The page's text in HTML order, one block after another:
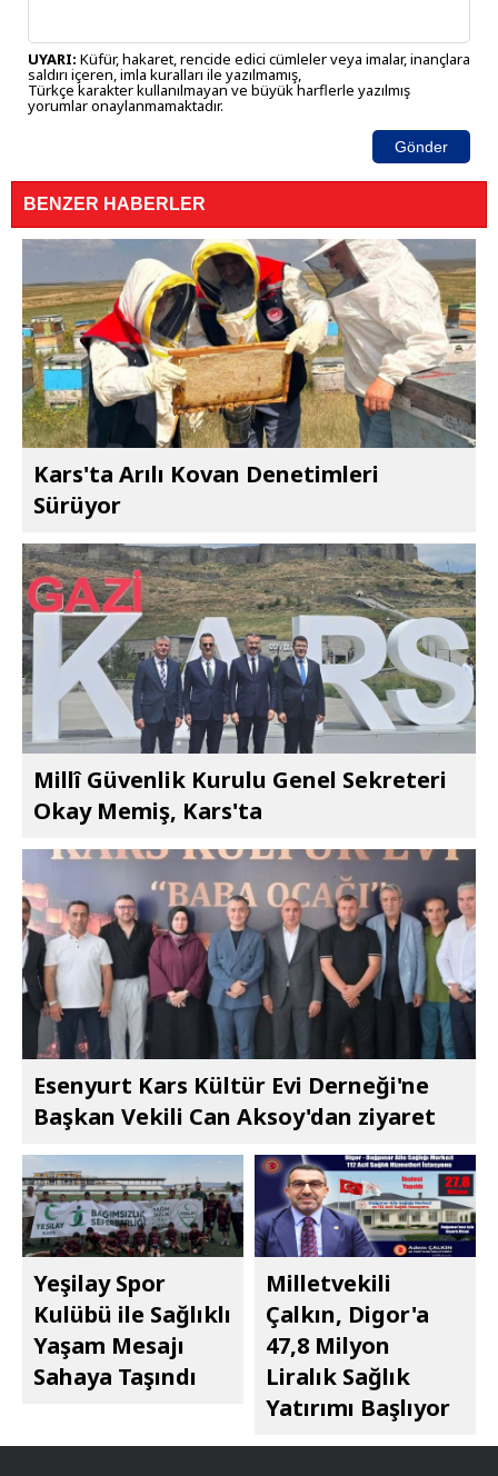
UYARI: Küfür, hakaret, rencide edici cümleler veya imalar, inançlara
saldırı içeren, imla kuralları ile yazılmamış,
Türkçe karakter kullanılmayan ve büyük harflerle yazılmış
yorumlar onaylanmamaktadır.
Gönder
BENZER HABERLER
Kars'ta Arılı Kovan Denetimleri
Sürüyor
Millî Güvenlik Kurulu Genel Sekreteri
Okay Memiş, Kars'ta
Esenyurt Kars Kültür Evi Derneği'ne
Başkan Vekili Can Aksoy'dan ziyaret
Yeşilay Spor
Kulübü ile Sağlıklı
Yaşam Mesajı
Sahaya Taşındı
Milletvekili
Çalkın, Digor'a
47,8 Milyon
Liralık Sağlık
Yatırımı Başlıyor